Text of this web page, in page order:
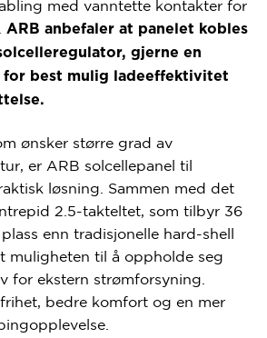
med vanntette kontakter for
ARB anbefaler at panelet kobles
gjerne en
for best mulig ladeeffektivitet
ønsker større grad av
er ARB solcellepanel til
løsning. Sammen med det
2.5-takteltet, som tilbyr 36
enn tradisjonelle hard-shell
muligheten til å oppholde seg
for ekstern strømforsyning.
bedre komfort og en mer